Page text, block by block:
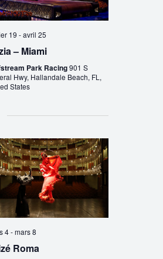
19 -avril 25
– Miami
Park Racing901 S
Hwy, Hallandale Beach, FL,
States
4-mars 8
Roma